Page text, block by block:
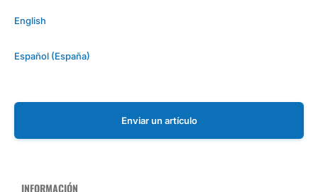
English
Español (España)
Enviar un artículo
INFORMACIÓN